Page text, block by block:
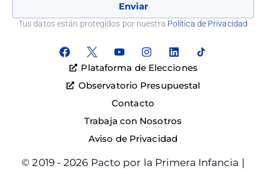
Enviar
Tus datos están protegidos por nuestra Política de Privacidad
Plataforma de Elecciones
Observatorio Presupuestal
Contacto
Trabaja con Nosotros
Aviso de Privacidad
© 2019 - 2026 Pacto por la Primera Infancia |